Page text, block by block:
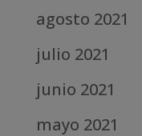
agosto 2021
julio 2021
junio 2021
mayo 2021